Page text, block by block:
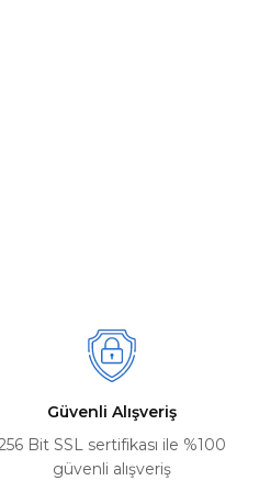
Güvenli Alışveriş
Bit SSL sertifikası ile %100
güvenli alışveriş